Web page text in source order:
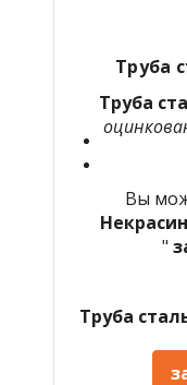
Труба
Труба
Вы
"
Труба